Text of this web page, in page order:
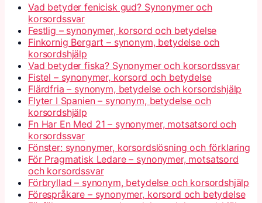
Vad betyder fenicisk gud? Synonymer och
korsordssvar
Festlig – synonymer, korsord och betydelse
Finkornig Bergart – synonym, betydelse och
korsordshjälp
Vad betyder fiska? Synonymer och korsordssvar
Fistel – synonymer, korsord och betydelse
Flärdfria – synonym, betydelse och korsordshjälp
Flyter I Spanien – synonym, betydelse och
korsordshjälp
Fn Har En Med 21 – synonymer, motsatsord och
korsordssvar
Fönster: synonymer, korsordslösning och förklaring
För Pragmatisk Ledare – synonymer, motsatsord
och korsordssvar
Förbryllad – synonym, betydelse och korsordshjälp
Förespråkare – synonymer, korsord och betydelse